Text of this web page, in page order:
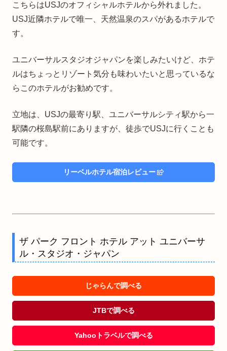
こちらはUSJのオフィシャルホテルから外れました。
USJ近隣ホテルで唯一、天然温泉のスパがあるホテルで
す。
ユニバーサルスタジオジャパンを楽しみたいけど、ホテ
ルはちょっとリゾート気分も味わいたいと思っているな
らこのホテルがお勧めです。
立地は、USJの最寄り駅、ユニバーサルシティ駅から一
駅隣の桜島駅前にありますが、徒歩でUSJに行くことも
可能です。
リーベルホテル宿泊レビュー
ザ パーク フロント ホテル アット ユニバーサ
ル・スタジオ・ジャパン
じゃらんで調べる
JTBで調べる
Yahooトラベルで調べる